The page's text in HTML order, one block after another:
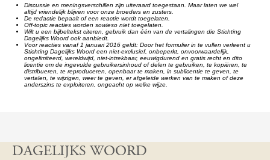
Discussie en meningsverschillen zijn uiteraard toegestaan. Maar laten we wel
altijd vriendelijk blijven voor onze broeders en zusters.
De redactie bepaalt of een reactie wordt toegelaten.
Off-topic reacties worden sowieso niet toegelaten.
Wilt u een bijbeltekst citeren, gebruik dan één van de vertalingen die Stichting
Dagelijks Woord ook aanbiedt.
Voor reacties vanaf 1 januari 2016 geldt: Door het formulier in te vullen verleent u
Stichting Dagelijks Woord een niet-exclusief, onbeperkt, onvoorwaardelijk,
ongelimiteerd, wereldwijd, niet-intrekbaar, eeuwigdurend en gratis recht en dito
licentie om de ingevulde gebruikersinhoud of delen te gebruiken, te kopiëren, te
distribueren, te reproduceren, openbaar te maken, in sublicentie te geven, te
vertalen, te wijzigen, weer te geven, er afgeleide werken van te maken of deze
anderszins te exploiteren, ongeacht op welke wijze.
DAGELIJKS WOORD